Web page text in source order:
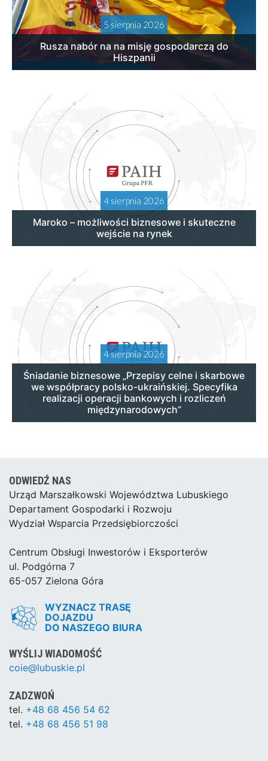
5 sierpnia 2026
Rusza nabór na na misję gospodarczą do
Hiszpanii
4 sierpnia 2026
Maroko – możliwości biznesowe i skuteczne
wejście na rynek
4 sierpnia 2026
Śniadanie biznesowe „Przepisy celne i skarbowe
we współpracy polsko-ukraińskiej. Specyfika
realizacji operacji bankowych i rozliczeń
międzynarodowych”
ODWIEDŹ NAS
Urząd Marszałkowski Województwa Lubuskiego
Departament Gospodarki i Rozwoju
Wydział Wsparcia Przedsiębiorczości
Centrum Obsługi Inwestorów i Eksporterów
ul. Podgórna 7
65-057 Zielona Góra
WYZNACZ TRASĘ
DOJAZDU
DO NASZEGO BIURA
WYŚLIJ WIADOMOŚĆ
coie@lubuskie.pl
ZADZWOŃ
tel. +48 68 456 54 62
tel. +48 68 456 51 98